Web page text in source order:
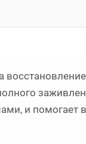
и помогает в